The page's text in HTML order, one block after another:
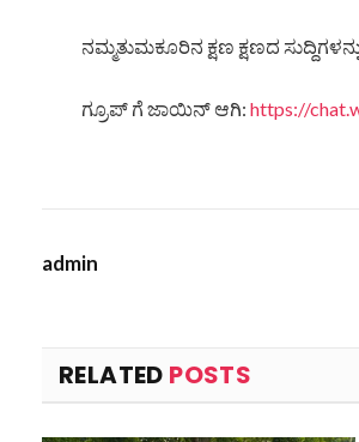
ನಮ್ಮತುಮಕೂರಿನ ಕ್ಷಣ ಕ್ಷಣದ
ಗ್ರೂಪ್ ಗೆ ಜಾಯಿನ್ ಆಗಿ: https://
admin
RELATED POSTS